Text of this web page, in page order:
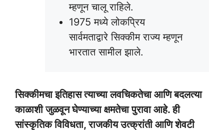
म्हणून चालू राहिले.
1975 मध्ये लोकप्रिय
सार्वमताद्वारे सिक्कीम राज्य म्हणून
भारतात सामील झाले.
सिक्कीमचा इतिहास त्याच्या लवचिकतेचा आणि बदलत्या
काळाशी जुळवून घेण्याच्या क्षमतेचा पुरावा आहे. ही
सांस्कृतिक विविधता, राजकीय उत्क्रांती आणि शेवटी